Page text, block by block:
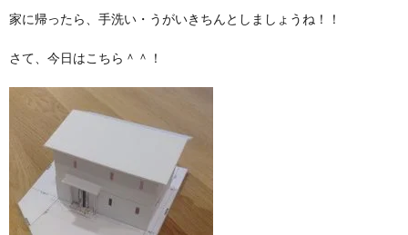
家に帰ったら、手洗い・うがいきちんとしましょうね！！
さて、今日はこちら＾＾！